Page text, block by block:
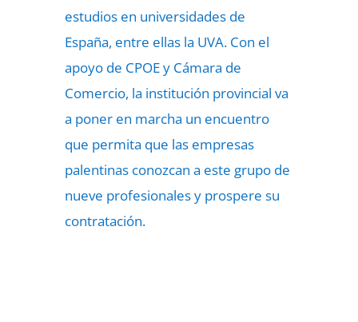
estudios en universidades de
España, entre ellas la UVA. Con el
apoyo de CPOE y Cámara de
Comercio, la institución provincial va
a poner en marcha un encuentro
que permita que las empresas
palentinas conozcan a este grupo de
nueve profesionales y prospere su
contratación.